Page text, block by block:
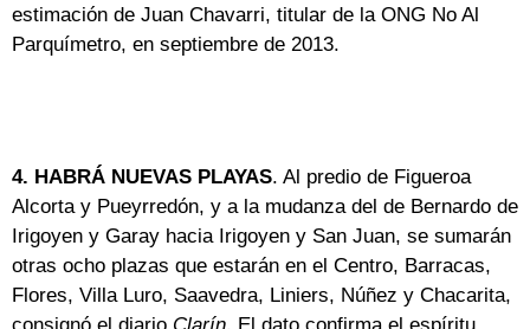
estimación de Juan Chavarri, titular de la ONG No Al
Parquímetro, en septiembre de 2013.
4. HABRÁ NUEVAS PLAYAS. Al predio de Figueroa
Alcorta y Pueyrredón, y a la mudanza del de Bernardo de
Irigoyen y Garay hacia Irigoyen y San Juan, se sumarán
otras ocho plazas que estarán en el Centro, Barracas,
Flores, Villa Luro, Saavedra, Liniers, Núñez y Chacarita,